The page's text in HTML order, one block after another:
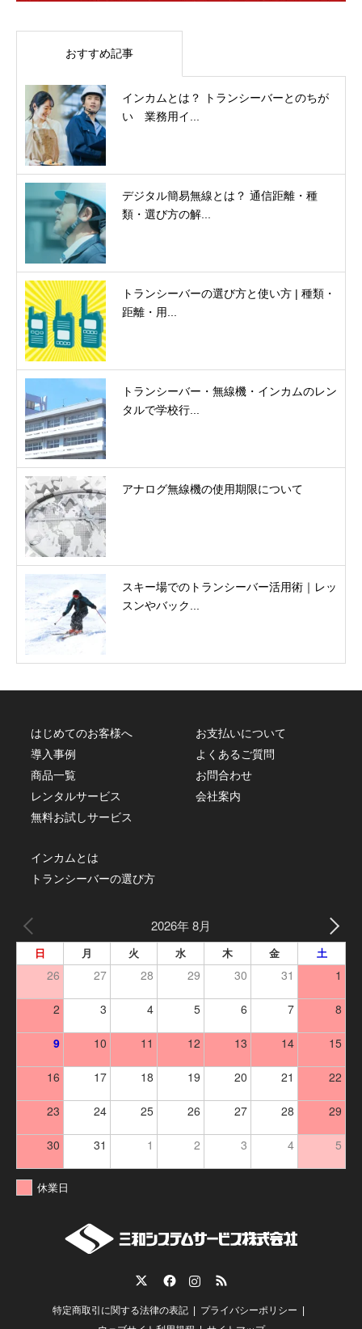
おすすめ記事
インカムとは？ トランシーバーとのちが
い 業務用イ...
デジタル簡易無線とは？ 通信距離・種
類・選び方の解...
トランシーバーの選び方と使い方 | 種類・
距離・用...
トランシーバー・無線機・インカムのレン
タルで学校行...
アナログ無線機の使用期限について
スキー場でのトランシーバー活用術｜レッ
スンやバック...
はじめてのお客様へ
導入事例
商品一覧
レンタルサービス
無料お試しサービス
お支払いについて
よくあるご質問
お問合わせ
会社案内
インカムとは
トランシーバーの選び方
2026年 8月
日 月 火 水 木 金 土
26 27 28 29 30 31 1
2 3 4 5 6 7 8
9 10 11 12 13 14 15
16 17 18 19 20 21 22
23 24 25 26 27 28 29
30 31 1 2 3 4 5
休業日
RSS
特定商取引に関する法律の表記
プライバシーポリシー